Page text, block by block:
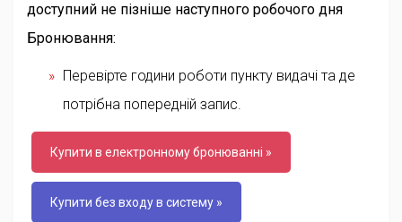
доступний не пізніше наступного робочого дня
Бронювання:
Перевірте години роботи пункту видачі та де
потрібна попередній запис.
Купити в електронному бронюванні »
Купити без входу в систему »